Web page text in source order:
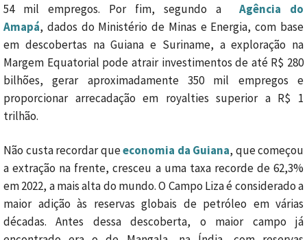
54 mil empregos. Por fim, segundo a Agência do
Amapá, dados do Ministério de Minas e Energia, com base
em descobertas na Guiana e Suriname, a exploração na
Margem Equatorial pode atrair investimentos de até R$ 280
bilhões, gerar aproximadamente 350 mil empregos e
proporcionar arrecadação em royalties superior a R$ 1
trilhão.
Não custa recordar queeconomia da Guiana, que começou
a extração na frente, cresceu a uma taxa recorde de 62,3%
em 2022, a mais alta do mundo. O Campo Liza é considerado a
maior adição às reservas globais de petróleo em várias
décadas. Antes dessa descoberta, o maior campo já